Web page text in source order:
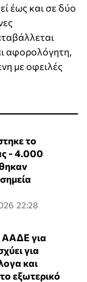
έως και σε δύο
αφορολόγητη,
με οφειλές
το
- 4.000
22:28
ΑΑΔΕ για
για
και
εξωτερικό